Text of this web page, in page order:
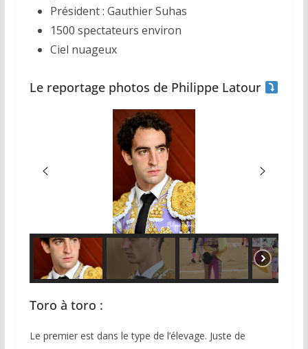
Président : Gauthier Suhas
1500 spectateurs environ
Ciel nuageux
Le reportage photos de Philippe Latour
Toro à toro :
Le premier est dans le type de l’élevage. Juste de